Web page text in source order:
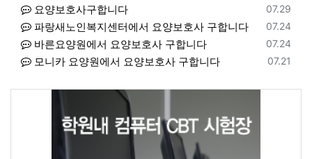
등록일
07.29
요양보호사구합니다
등록일
07.24
파랑새노인복지센터에서 요양보호사 구합니다
등록일
07.24
바른요양원에서 요양보호사 구합니다
등록일
07.21
모니카 요양원에서 요양보호사 구합니다
동서힐링방문요양센터에서 요양보호사 구합니다